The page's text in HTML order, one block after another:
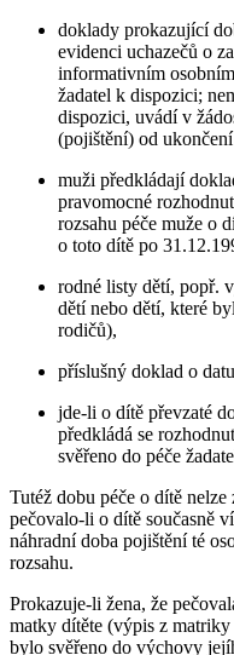
doklady prokazující
evidenci uchazečů o
informativním
žadatel k dispozici;
dispozici, uvádí v
(pojištění) od
muži předkládají
pravomocné
rozsahu péče muže o
o toto dítě po
rodné listy dětí, popř.
dětí nebo dětí, které
rodičů),
příslušný doklad o
jde-li o dítě převzaté
předkládá se
svěřeno do péče
Tutéž dobu péče o dítě nelze
pečovalo-li o dítě současně
náhradní doba pojištění té
rozsahu.
Prokazuje-li žena, že
matky dítěte (výpis z
bylo svěřeno do výchovy